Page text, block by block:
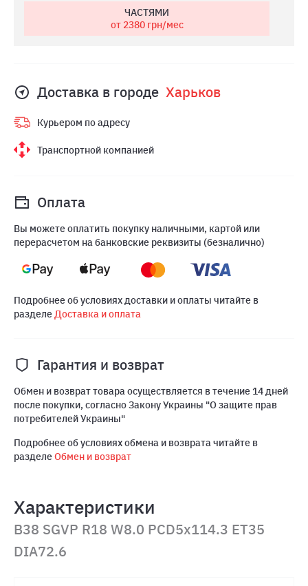
ЧАСТЯМИ
от 2380грн/мес
Доставка в городе Харьков
Курьером по адресу
Транспортной компанией
Оплата
Вы можете оплатить покупку наличными, картой или
перерасчетом на банковские реквизиты (безналично)
Подробнее об условиях доставки и оплаты читайте в
разделеДоставка и оплата
Гарантия и возврат
Обмен и возврат товара осуществляется в течение 14 дней
после покупки, согласно Закону Украины "О защите прав
потребителей Украины"
Подробнее об условиях обмена и возврата читайте в
разделеОбмен и возврат
Характеристики
B38 SGVP R18 W8.0 PCD5x114.3 ET35
DIA72.6